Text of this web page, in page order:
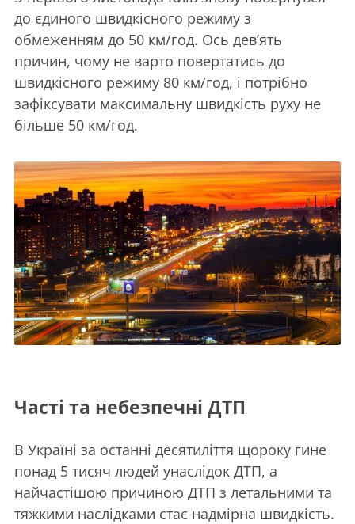
до єдиного швидкісного режиму з
обмеженням до 50 км/год. Ось дев’ять
причин, чому не варто повертатись до
швидкісного режиму 80 км/год, і потрібно
зафіксувати максимальну швидкість руху не
більше 50 км/год.
Часті та небезпечні ДТП
В Україні за останні десятиліття щороку гине
понад 5 тисяч людей унаслідок ДТП, а
найчастішою причиною ДТП з летальними та
тяжкими наслідками стає надмірна швидкість.